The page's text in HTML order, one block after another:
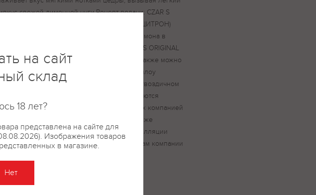
свежей лимонной нуги.Рецепт подачи: CZAR S
CITRON (ЦАРСКАЯ ОРИГИНАЛЬНАЯ ЦИТРОН)
подавать вместе с дольками лимона в
сахаре.Сильно охлажденную CZAR S ORIGINAL
(ЦАРСКАЯ ОРИГИНАЛЬНАЯ ЦИТРОН) также можно
в элегантном шоте вместе с маршмеллоу
зефир) и чипсами из лимона в гвоздичном
При создании CZARS Original используются
спирты, для приготовления которых компанией
приобретен медный аламбик. Точно такие же
аппараты используются для дистилляции
спиртов. Благодаря этому технологам компании
на сайт
склад
18 лет?
представлена на сайте для
Изображения товаров
в магазине.
Нет